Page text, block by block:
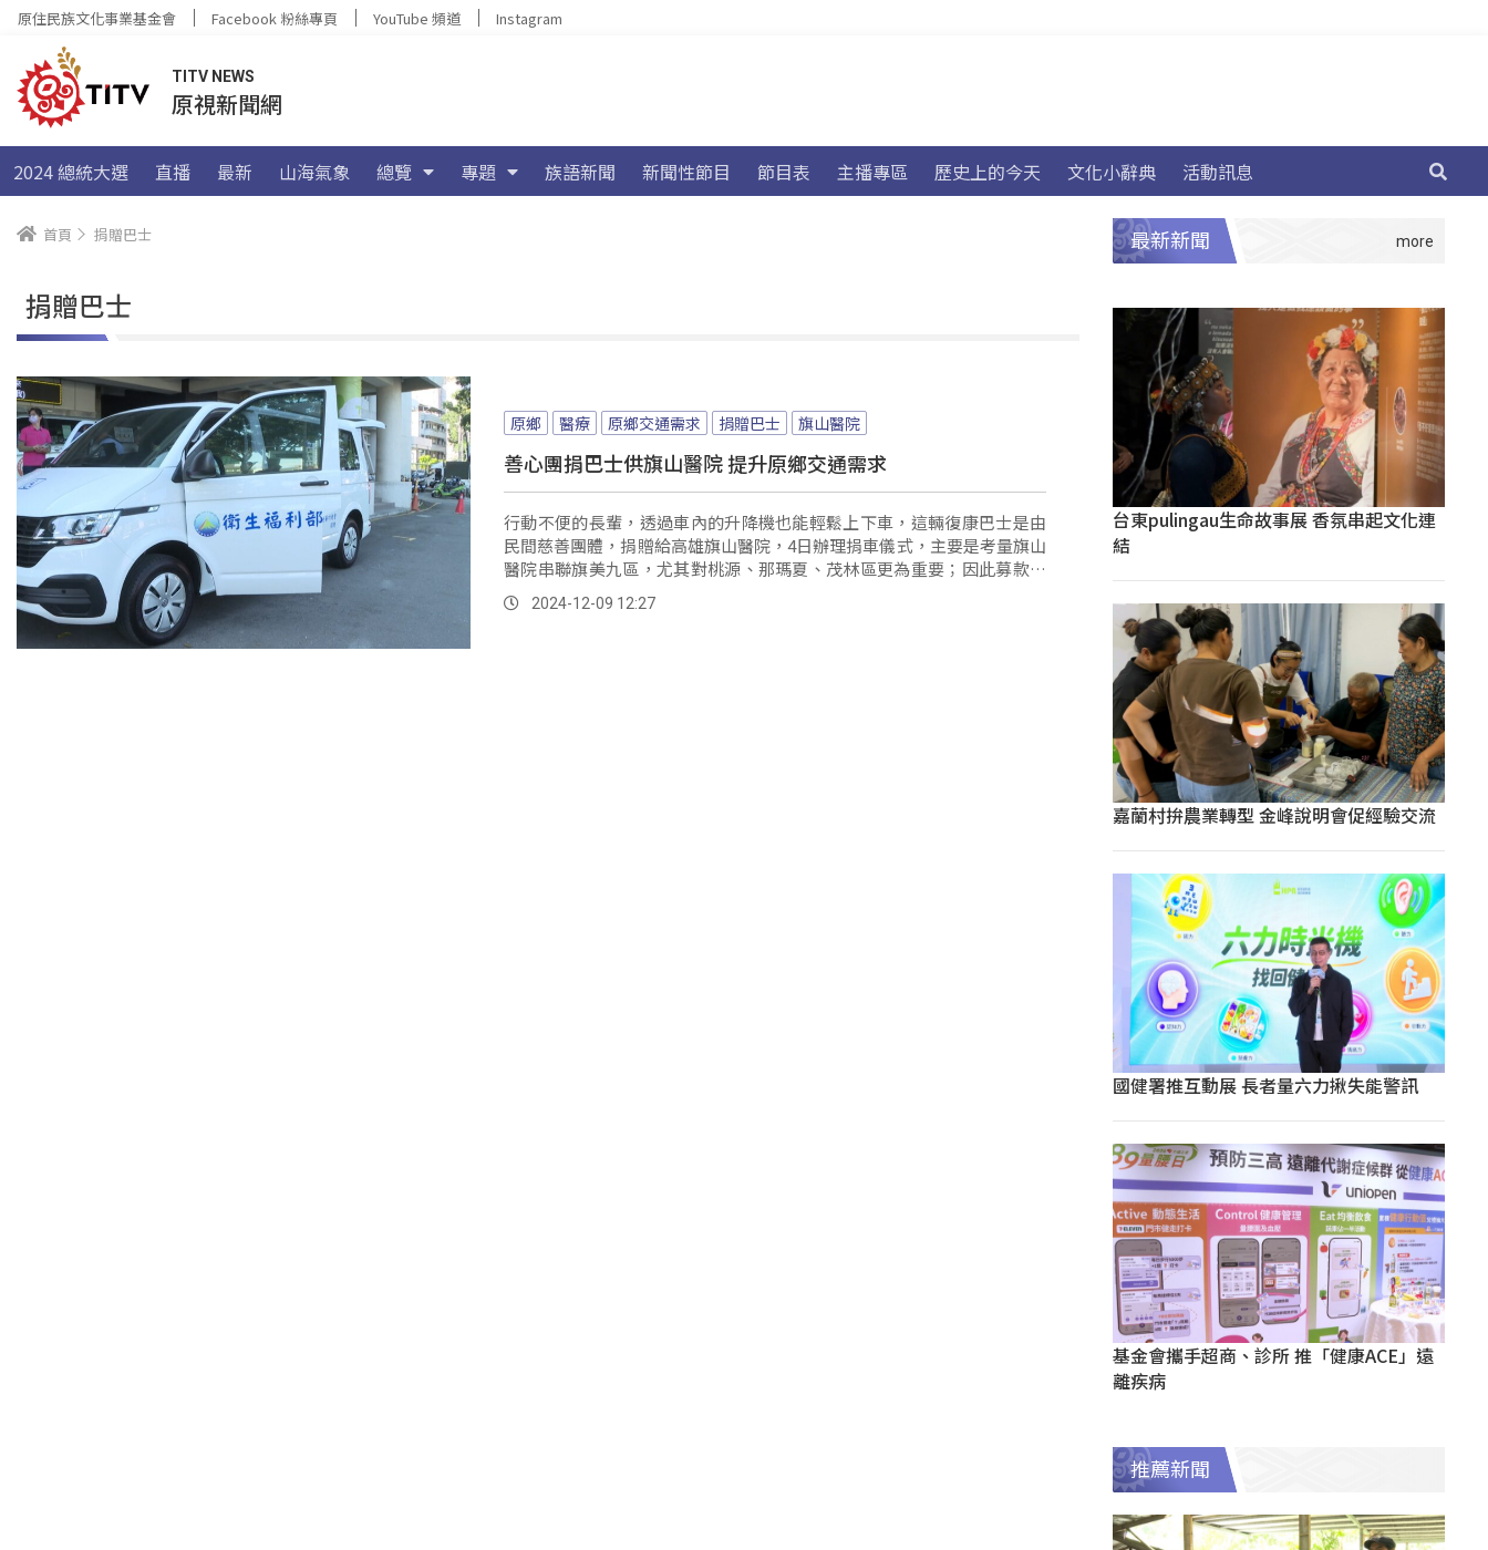
原住民族文化事業基金會 Facebook 粉絲專頁 YouTube 頻道 Instagram
TITV NEWS
原視新聞網
2024 總統大選 直播 最新 山海氣象 總覽 專題 族語新聞 新聞性節目 節目表 主播專區 歷史上的今天 文化小辭典 活動訊息
首頁 捐贈巴士
捐贈巴士
原鄉 醫療 原鄉交通需求 捐贈巴士 旗山醫院
善心團捐巴士供旗山醫院 提升原鄉交通需求
行動不便的長輩，透過車內的升降機也能輕鬆上下車，這輛復康巴士是由
民間慈善團體，捐贈給高雄旗山醫院，4日辦理捐車儀式，主要是考量旗山
醫院串聯旗美九區，尤其對桃源、那瑪夏、茂林區更為重要；因此募款捐
車希望替原鄉就醫便利盡一份心力。
2024-12-09 12:27
最新新聞
台東pulingau生命故事展 香氛串起文化連
結
嘉蘭村拚農業轉型 金峰說明會促經驗交流
國健署推互動展 長者量六力揪失能警訊
基金會攜手超商、診所 推「健康ACE」遠
離疾病
推薦新聞